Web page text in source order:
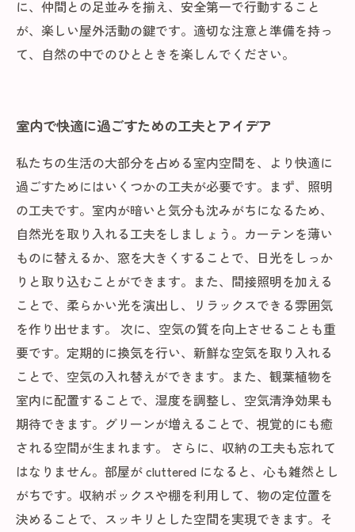
に、仲間との足並みを揃え、安全第一で行動すること
が、楽しい屋外活動の鍵です。適切な注意と準備を持っ
て、自然の中でのひとときを楽しんでください。
室内で快適に過ごすための工夫とアイデア
私たちの生活の大部分を占める室内空間を、より快適に
過ごすためにはいくつかの工夫が必要です。まず、照明
の工夫です。室内が暗いと気分も沈みがちになるため、
自然光を取り入れる工夫をしましょう。カーテンを薄い
ものに替えるか、窓を大きくすることで、日光をしっか
りと取り込むことができます。また、間接照明を加える
ことで、柔らかい光を演出し、リラックスできる雰囲気
を作り出せます。 次に、空気の質を向上させることも重
要です。定期的に換気を行い、新鮮な空気を取り入れる
ことで、空気の入れ替えができます。また、観葉植物を
室内に配置することで、湿度を調整し、空気清浄効果も
期待できます。グリーンが増えることで、視覚的にも癒
される空間が生まれます。 さらに、収納の工夫も忘れて
はなりません。部屋が cluttered になると、心も雑然とし
がちです。収納ボックスや棚を利用して、物の定位置を
決めることで、スッキリとした空間を実現できます。そ